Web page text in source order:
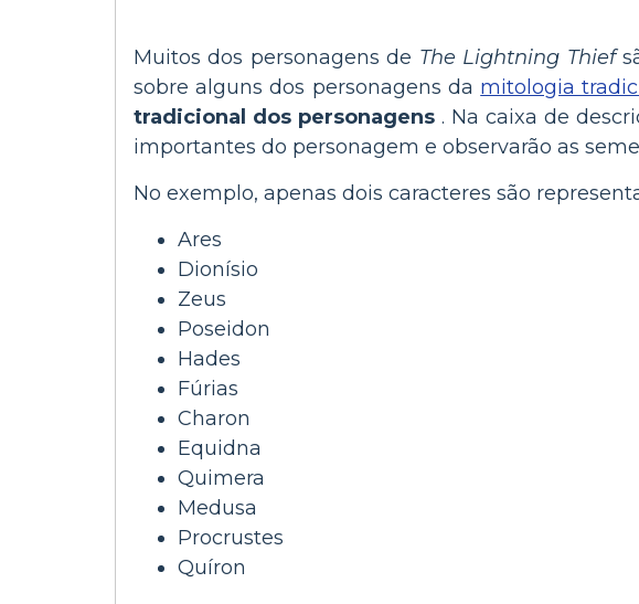
Muitos dos personagens de The Lightning Thief
sobre alguns dos personagens da mitologia
tradicional dos personagens . Na caixa de
importantes do personagem e observarão as
No exemplo, apenas dois caracteres são
Ares
Dionísio
Zeus
Poseidon
Hades
Fúrias
Charon
Equidna
Quimera
Medusa
Procrustes
Quíron